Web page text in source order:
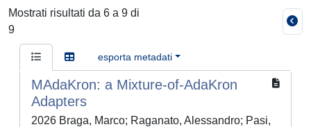
Mostrati risultati da 6 a 9 di
9
esporta metadati
MAdaKron: a Mixture-of-AdaKron
Adapters
2026 Braga, Marco; Raganato, Alessandro; Pasi,